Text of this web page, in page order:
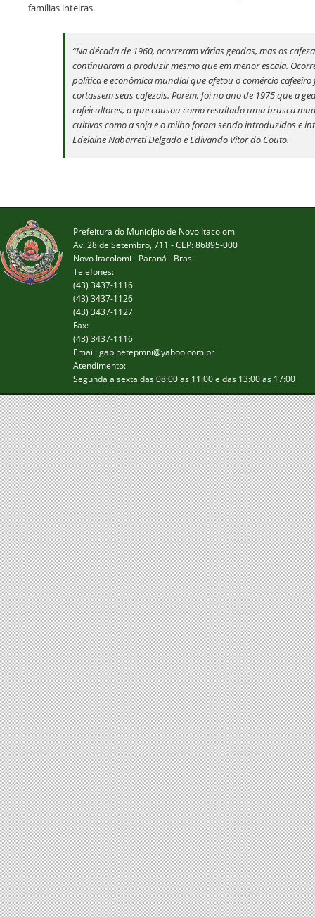
famílias inteiras.
“Na década de 1960, ocorreram várias geadas, mas os
continuaram a produzir mesmo que em menor escala.
política e econômica mundial que afetou o comércio
cortassem seus cafezais. Porém, foi no ano de 1975 que a
cafeicultores, o que causou como resultado uma brusca
cultivos como a soja e o milho foram sendo introduzidos e
Edelaine Nabarreti Delgado e Edivando Vitor do Couto.
Prefeitura do Município de Novo Itacolomi
Av. 28 de Setembro, 711 - CEP: 86895-000
Novo Itacolomi - Paraná - Brasil
Telefones:
(43) 3437-1116
(43) 3437-1126
(43) 3437-1127
Fax:
(43) 3437-1116
Email: gabinetepmni@yahoo.com.br
Atendimento:
Segunda a sexta das 08:00 as 11:00 e das 13:00 as 17:00